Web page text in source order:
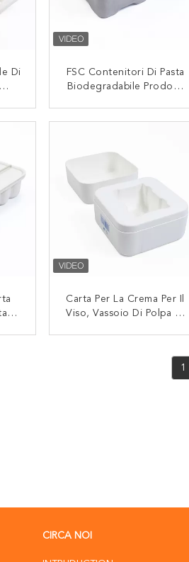
Di
FSC Contenitori Di Pasta
Biodegradabile Prodotti
CONTATTACI
Carta Per La Crema Per Il
Viso, Vassoio Di Polpa Di
1
CIRCA NOI